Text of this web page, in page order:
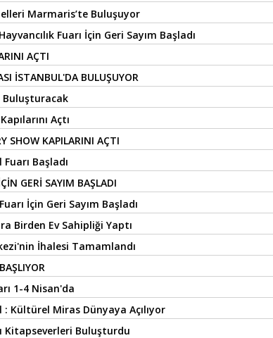
Marmaris’te Buluşuyor
Fuarı İçin Geri Sayım Başladı
AÇTI
İSTANBUL'DA BULUŞUYOR
Buluşturacak
Açtı
SHOW KAPILARINI AÇTI
Başladı
GERİ SAYIM BAŞLADI
İçin Geri Sayım Başladı
Birden Ev Sahipliği Yaptı
İhalesi Tamamlandı
1-4 Nisan'da
Kültürel Miras Dünyaya Açılıyor
Kitapseverleri Buluşturdu